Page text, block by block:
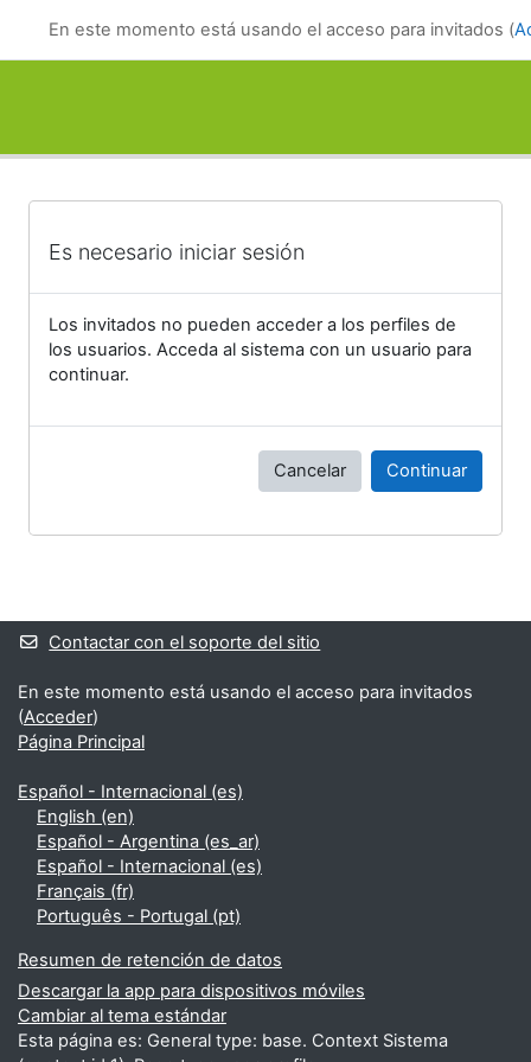
En este momento está usando el acceso para invitados (
Es necesario iniciar sesión
Los invitados no pueden acceder a los perfiles de
los usuarios. Acceda al sistema con un usuario para
continuar.
Cancelar Continuar
Bloques suplementarios
Contactar con el soporte del sitio
En este momento está usando el acceso para invitados
(Acceder)
Página Principal
Español - Internacional ‎(es)‎
English ‎(en)‎
Español - Argentina ‎(es_ar)‎
Español - Internacional ‎(es)‎
Français ‎(fr)‎
Português - Portugal ‎(pt)‎
Resumen de retención de datos
Descargar la app para dispositivos móviles
Cambiar al tema estándar
Esta página es: General type: base. Context Sistema